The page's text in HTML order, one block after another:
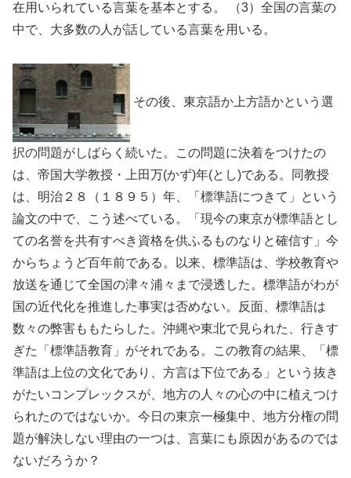
在用いられている言葉を基本とする。 （3）全国の言葉の
中で、大多数の人が話している言葉を用いる。
その後、東京語か上方語かという選
択の問題がしばらく続いた。この問題に決着をつけたの
は、帝国大学教授・上田万(かず)年(とし)である。同教授
は、明治２８（１８９５）年、「標準語につきて」という
論文の中で、こう述べている。「現今の東京が標準語とし
ての名誉を共有すべき資格を供ふるものなりと確信す」今
からちょうど百年前である。以来、標準語は、学校教育や
放送を通じて全国の津々浦々まで浸透した。標準語がわが
国の近代化を推進した事実は否めない。反面、標準語は
数々の弊害ももたらした。沖縄や東北で見られた、行きす
ぎた「標準語教育」がそれである。この教育の結果、「標
準語は上位の文化であり、方言は下位である」という抜き
がたいコンプレックスが、地方の人々の心の中に植えつけ
られたのではないか。今日の東京一極集中、地方分権の問
題が解決しない理由の一つは、言葉にも原因があるのでは
ないだろうか？